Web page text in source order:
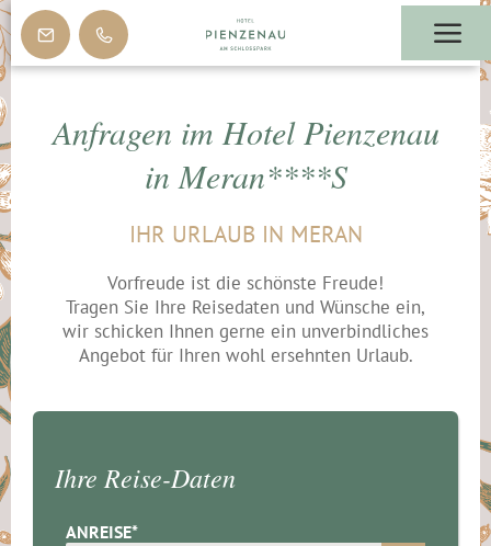
Anfragen im Hotel Pienzenau
in Meran****S
IHR URLAUB IN MERAN
Vorfreude ist die schönste Freude!
Tragen Sie Ihre Reisedaten und Wünsche ein,
wir schicken Ihnen gerne ein unverbindliches
Angebot für Ihren wohl ersehnten Urlaub.
Ihre Reise-Daten
ANREISE*